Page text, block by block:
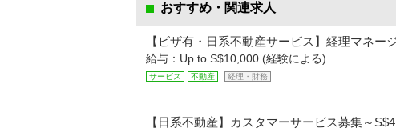
おすすめ・関連求人
【ビザ有・日系不動産サービス】経理マネ
給与：Up to S$10,000 (経験による)
サービス 不動産 経理・財務
【日系不動産】カスタマーサービス募集～